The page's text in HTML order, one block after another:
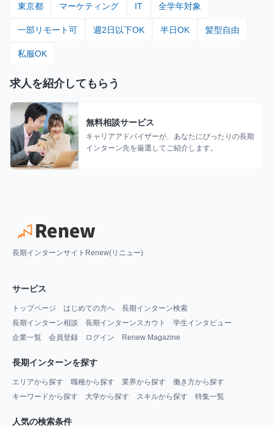
東京都 マーケティング IT 全学年対象
一部リモート可 週2日以下OK 半日OK 髪型自由
私服OK
求人を紹介してもらう
無料相談サービス
キャリアアドバイザーが、あなたにぴったりの長期
インターン先を厳選してご紹介します。
長期インターンサイトRenew(リニュー)
サービス
トップページ はじめての方へ
長期インターン検索
長期インターン相談
長期インターンスカウト
学生インタビュー
企業一覧
会員登録 ログイン Renew Magazine
長期インターンを探す
エリアから探す 職種から探す 業界から探す
働き方から探す
キーワードから探す
大学から探す スキルから探す 特集一覧
人気の検索条件